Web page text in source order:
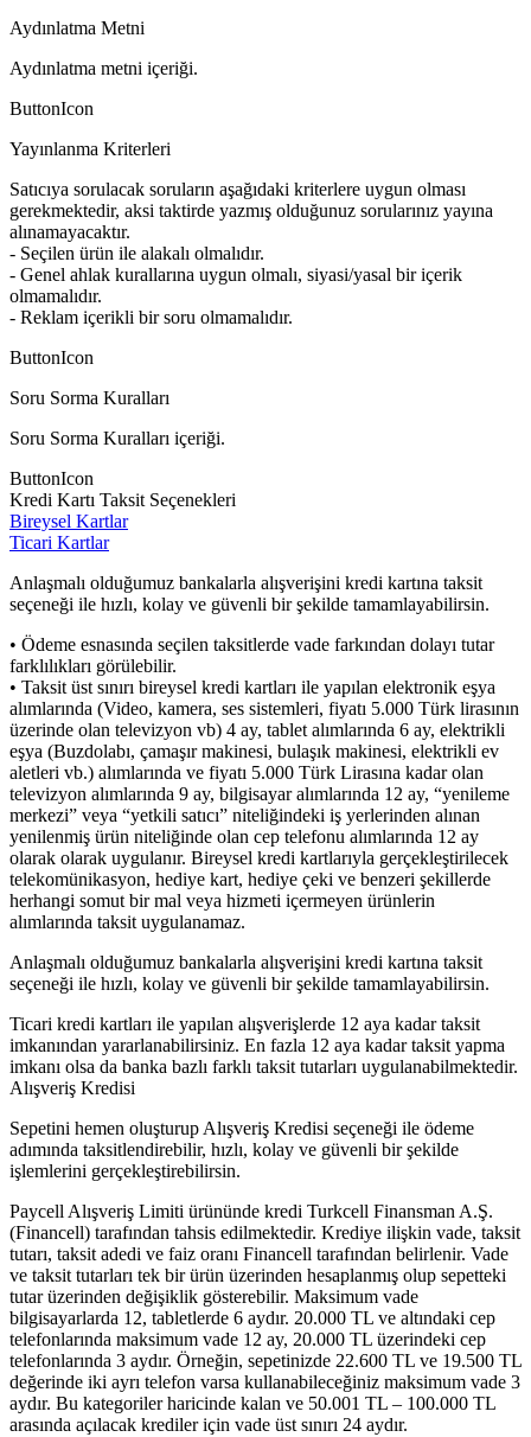
Aydınlatma Metni
Aydınlatma metni içeriği.
ButtonIcon
Yayınlanma Kriterleri
Satıcıya sorulacak soruların aşağıdaki kriterlere uygun olması
gerekmektedir, aksi taktirde yazmış olduğunuz sorularınız yayına
alınamayacaktır.
- Seçilen ürün ile alakalı olmalıdır.
- Genel ahlak kurallarına uygun olmalı, siyasi/yasal bir içerik
olmamalıdır.
- Reklam içerikli bir soru olmamalıdır.
ButtonIcon
Soru Sorma Kuralları
Soru Sorma Kuralları içeriği.
ButtonIcon
Kredi Kartı Taksit Seçenekleri
Bireysel Kartlar
Ticari Kartlar
Anlaşmalı olduğumuz bankalarla alışverişini kredi kartına taksit
seçeneği ile hızlı, kolay ve güvenli bir şekilde tamamlayabilirsin.
• Ödeme esnasında seçilen taksitlerde vade farkından dolayı tutar
farklılıkları görülebilir.
• Taksit üst sınırı bireysel kredi kartları ile yapılan elektronik eşya
alımlarında (Video, kamera, ses sistemleri, fiyatı 5.000 Türk lirasının
üzerinde olan televizyon vb) 4 ay, tablet alımlarında 6 ay, elektrikli
eşya (Buzdolabı, çamaşır makinesi, bulaşık makinesi, elektrikli ev
aletleri vb.) alımlarında ve fiyatı 5.000 Türk Lirasına kadar olan
televizyon alımlarında 9 ay, bilgisayar alımlarında 12 ay, “yenileme
merkezi” veya “yetkili satıcı” niteliğindeki iş yerlerinden alınan
yenilenmiş ürün niteliğinde olan cep telefonu alımlarında 12 ay
olarak olarak uygulanır. Bireysel kredi kartlarıyla gerçekleştirilecek
telekomünikasyon, hediye kart, hediye çeki ve benzeri şekillerde
herhangi somut bir mal veya hizmeti içermeyen ürünlerin
alımlarında taksit uygulanamaz.
Anlaşmalı olduğumuz bankalarla alışverişini kredi kartına taksit
seçeneği ile hızlı, kolay ve güvenli bir şekilde tamamlayabilirsin.
Ticari kredi kartları ile yapılan alışverişlerde 12 aya kadar taksit
imkanından yararlanabilirsiniz. En fazla 12 aya kadar taksit yapma
imkanı olsa da banka bazlı farklı taksit tutarları uygulanabilmektedir.
Alışveriş Kredisi
Sepetini hemen oluşturup Alışveriş Kredisi seçeneği ile ödeme
adımında taksitlendirebilir, hızlı, kolay ve güvenli bir şekilde
işlemlerini gerçekleştirebilirsin.
Paycell Alışveriş Limiti ürününde kredi Turkcell Finansman A.Ş.
(Financell) tarafından tahsis edilmektedir. Krediye ilişkin vade, taksit
tutarı, taksit adedi ve faiz oranı Financell tarafından belirlenir. Vade
ve taksit tutarları tek bir ürün üzerinden hesaplanmış olup sepetteki
tutar üzerinden değişiklik gösterebilir. Maksimum vade
bilgisayarlarda 12, tabletlerde 6 aydır. 20.000 TL ve altındaki cep
telefonlarında maksimum vade 12 ay, 20.000 TL üzerindeki cep
telefonlarında 3 aydır. Örneğin, sepetinizde 22.600 TL ve 19.500 TL
değerinde iki ayrı telefon varsa kullanabileceğiniz maksimum vade 3
aydır. Bu kategoriler haricinde kalan ve 50.001 TL – 100.000 TL
arasında açılacak krediler için vade üst sınırı 24 aydır.